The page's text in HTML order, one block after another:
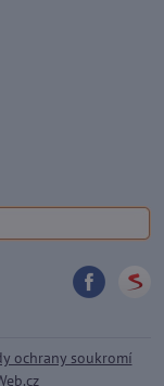
ochrany soukromí